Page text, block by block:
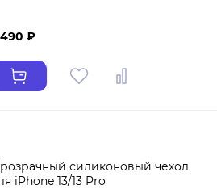
₽
силиконовый чехол
iPhone 13/13 Pro